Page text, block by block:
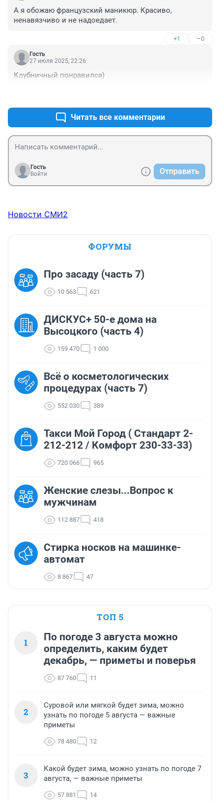
А я обожаю французский маникюр. Красиво,
ненавязчиво и не надоедает.
+1 –0
Гость
27 июля 2025, 22:26
Клубничный понравился)
Читать все комментарии
Гость
Войти
Отправить
Новости СМИ2
ФОРУМЫ
Про засаду (часть 7)
10 563 621
ДИСКУС+ 50-е дома на
Высоцкого (часть 4)
159 470 1 000
Всё о косметологических
процедурах (часть 7)
552 030 389
Такси Мой Город ( Стандарт 2-
212-212 / Комфорт 230-33-33)
720 066 965
Женские слезы...Вопрос к
мужчинам
112 887 418
Стирка носков на машинке-
автомат
8 867 47
ТОП 5
1
По погоде 3 августа можно
определить, каким будет
декабрь, — приметы и поверья
87 760 11
2
Суровой или мягкой будет зима, можно
узнать по погоде 5 августа — важные
приметы
78 480 12
3
Какой будет зима, можно узнать по погоде 7
августа, — важные приметы
57 881 14